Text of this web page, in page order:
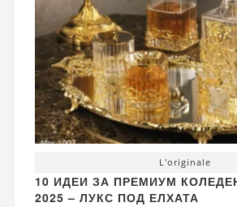
L'originale
10 ИДЕИ ЗА ПРЕМИУМ
2025 – ЛУКС ПОД ЕЛХАТА